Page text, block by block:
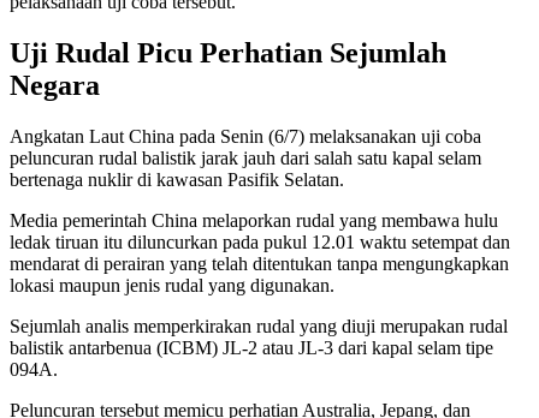
Uji Rudal Picu Perhatian Sejumlah
Negara
Angkatan Laut China pada Senin (6/7) melaksanakan uji coba
peluncuran rudal balistik jarak jauh dari salah satu kapal selam
bertenaga nuklir di kawasan Pasifik Selatan.
Media pemerintah China melaporkan rudal yang membawa hulu
ledak tiruan itu diluncurkan pada pukul 12.01 waktu setempat dan
mendarat di perairan yang telah ditentukan tanpa mengungkapkan
lokasi maupun jenis rudal yang digunakan.
Sejumlah analis memperkirakan rudal yang diuji merupakan rudal
balistik antarbenua (ICBM) JL-2 atau JL-3 dari kapal selam tipe
094A.
Peluncuran tersebut memicu perhatian Australia, Jepang, dan